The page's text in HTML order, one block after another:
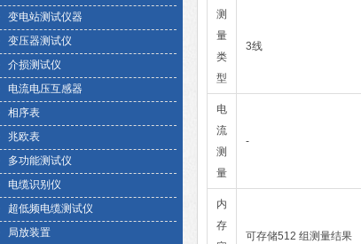
变电站测试仪器
变压器测试仪
介损测试仪
电流电压互感器
相序表
兆欧表
多功能测试仪
电缆识别仪
超低频电缆测试仪
局放装置
测
量
类
型
3线
电
流
测
量
-
内
存
可存储512 组测量结果